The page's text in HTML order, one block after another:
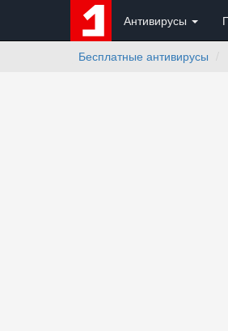
Антивирусы
Бесплатные антивирусы